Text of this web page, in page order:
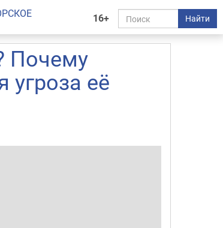
16+ Найти
Почему
угроза её